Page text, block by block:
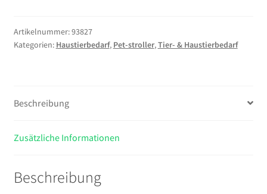
und
Grau
Eisen
Artikelnummer:93827
Kategorien: Haustierbedarf, Pet-stroller,Tier- & Haustierbedarf
Beschreibung
Zusätzliche Informationen
Beschreibung